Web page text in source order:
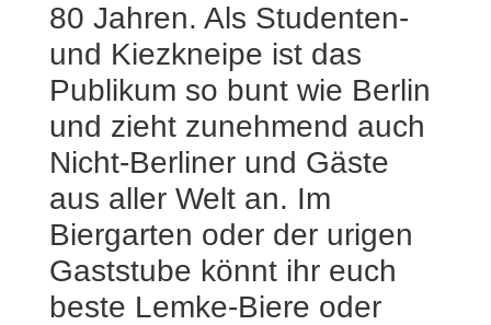
80 Jahren. Als Studenten-
und Kiezkneipe ist das
Publikum so bunt wie Berlin
und zieht zunehmend auch
Nicht-Berliner und Gäste
aus aller Welt an. Im
Biergarten oder der urigen
Gaststube könnt ihr euch
beste Lemke-Biere oder